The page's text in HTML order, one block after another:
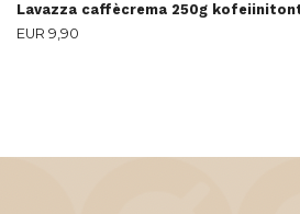
Lavazza caffècrema 250g
EUR 9,90